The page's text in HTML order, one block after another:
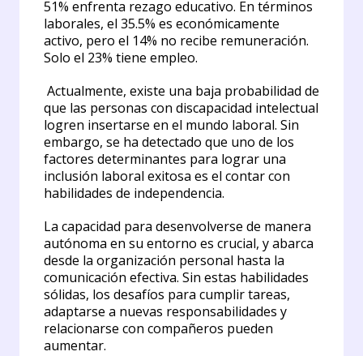
51% enfrenta rezago educativo. En términos
laborales, el 35.5% es económicamente
activo, pero el 14% no recibe remuneración.
Solo el 23% tiene empleo.
Actualmente, existe una baja probabilidad de
que las personas con discapacidad intelectual
logren insertarse en el mundo laboral. Sin
embargo, se ha detectado que uno de los
factores determinantes para lograr una
inclusión laboral exitosa es el contar con
habilidades de independencia.
La capacidad para desenvolverse de manera
autónoma en su entorno es crucial, y abarca
desde la organización personal hasta la
comunicación efectiva. Sin estas habilidades
sólidas, los desafíos para cumplir tareas,
adaptarse a nuevas responsabilidades y
relacionarse con compañeros pueden
aumentar.